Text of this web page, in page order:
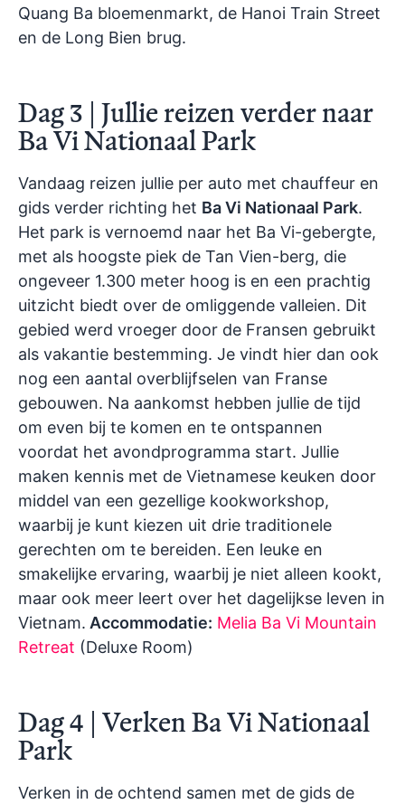
Quang Ba bloemenmarkt, de Hanoi Train Street
en de Long Bien brug.
Dag 3 | Jullie reizen verder naar
Ba Vi Nationaal Park
Vandaag reizen jullie per auto met chauffeur en
gids verder richting het Ba Vi Nationaal Park.
Het park is vernoemd naar het Ba Vi-gebergte,
met als hoogste piek de Tan Vien-berg, die
ongeveer 1.300 meter hoog is en een prachtig
uitzicht biedt over de omliggende valleien. Dit
gebied werd vroeger door de Fransen gebruikt
als vakantie bestemming. Je vindt hier dan ook
nog een aantal overblijfselen van Franse
gebouwen. Na aankomst hebben jullie de tijd
om even bij te komen en te ontspannen
voordat het avondprogramma start. Jullie
maken kennis met de Vietnamese keuken door
middel van een gezellige kookworkshop,
waarbij je kunt kiezen uit drie traditionele
gerechten om te bereiden. Een leuke en
smakelijke ervaring, waarbij je niet alleen kookt,
maar ook meer leert over het dagelijkse leven in
Vietnam. Accommodatie: Melia Ba Vi Mountain
Retreat (Deluxe Room)
Dag 4 | Verken Ba Vi Nationaal
Park
Verken in de ochtend samen met de gids de